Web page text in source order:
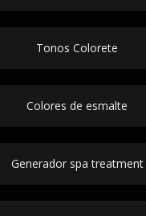
Tonos Colorete
Colores de esmalte
Generador spa treatment